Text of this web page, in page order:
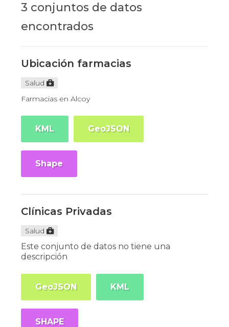
3 conjuntos de datos
encontrados
Ubicación farmacias
Salud
Farmacias en Alcoy
KML GeoJSON
Shape
Clínicas Privadas
Salud
Este conjunto de datos no tiene una
descripción
GeoJSON KML
SHAPE